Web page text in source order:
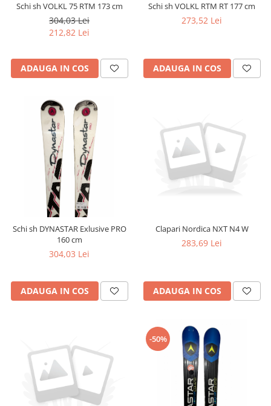
Schi sh VOLKL 75 RTM 173 cm
304,03 Lei
212,82 Lei
ADAUGA IN COS
Schi sh VOLKL RTM RT 177 cm
273,52 Lei
ADAUGA IN COS
Schi sh DYNASTAR Exlusive PRO
160 cm
304,03 Lei
ADAUGA IN COS
Clapari Nordica NXT N4 W
283,69 Lei
ADAUGA IN COS
-50%